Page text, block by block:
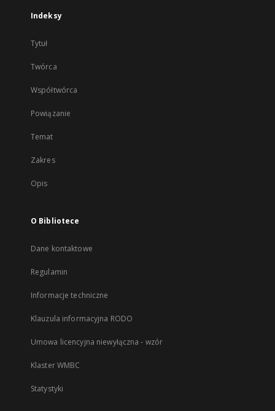
Indeksy
Tytuł
Twórca
Współtwórca
Powiązanie
Temat
Zakres
Opis
O Bibliotece
Dane kontaktowe
Regulamin
Informacje techniczne
Klauzula informacyjna RODO
Umowa licencyjna niewyłączna - wzór
Klaster WMBC
Statystyki